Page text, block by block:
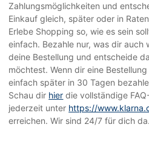
Zahlungsmöglichkeiten und
Einkauf gleich, später oder in
Erlebe Shopping so, wie es sein
einfach. Bezahle nur, was dir auch
deine Bestellung und entscheide
möchtest. Wenn dir eine
einfach später in 30 Tagen
Schau dir hier die vollständige
jederzeit unter https://
erreichen. Wir sind 24/7 für dich da.